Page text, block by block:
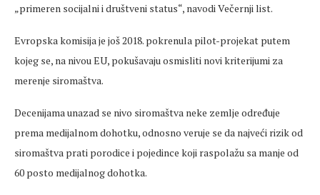
„primeren socijalni i društveni status“, navodi Večernji list.
Evropska komisija je još 2018. pokrenula pilot-projekat putem
kojeg se, na nivou EU, pokušavaju osmisliti novi kriterijumi za
merenje siromaštva.
Decenijama unazad se nivo siromaštva neke zemlje određuje
prema medijalnom dohotku, odnosno veruje se da najveći rizik od
siromaštva prati porodice i pojedince koji raspolažu sa manje od
60 posto medijalnog dohotka.